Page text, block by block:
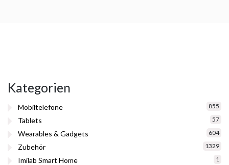
Kategorien
Mobiltelefone 855
Tablets 57
Wearables & Gadgets 604
Zubehör 1329
Imilab Smart Home 1